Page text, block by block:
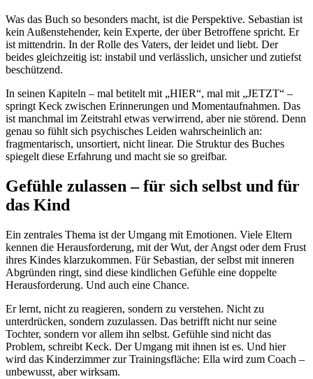
Was das Buch so besonders macht, ist die Perspektive. Sebastian ist
kein Außenstehender, kein Experte, der über Betroffene spricht. Er
ist mittendrin. In der Rolle des Vaters, der leidet und liebt. Der
beides gleichzeitig ist: instabil und verlässlich, unsicher und zutiefst
beschützend.
In seinen Kapiteln – mal betitelt mit „HIER“, mal mit „JETZT“ –
springt Keck zwischen Erinnerungen und Momentaufnahmen. Das
ist manchmal im Zeitstrahl etwas verwirrend, aber nie störend. Denn
genau so fühlt sich psychisches Leiden wahrscheinlich an:
fragmentarisch, unsortiert, nicht linear. Die Struktur des Buches
spiegelt diese Erfahrung und macht sie so greifbar.
Gefühle zulassen – für sich selbst und für
das Kind
Ein zentrales Thema ist der Umgang mit Emotionen. Viele Eltern
kennen die Herausforderung, mit der Wut, der Angst oder dem Frust
ihres Kindes klarzukommen. Für Sebastian, der selbst mit inneren
Abgründen ringt, sind diese kindlichen Gefühle eine doppelte
Herausforderung. Und auch eine Chance.
Er lernt, nicht zu reagieren, sondern zu verstehen. Nicht zu
unterdrücken, sondern zuzulassen. Das betrifft nicht nur seine
Tochter, sondern vor allem ihn selbst. Gefühle sind nicht das
Problem, schreibt Keck. Der Umgang mit ihnen ist es. Und hier
wird das Kinderzimmer zur Trainingsfläche: Ella wird zum Coach –
unbewusst, aber wirksam.